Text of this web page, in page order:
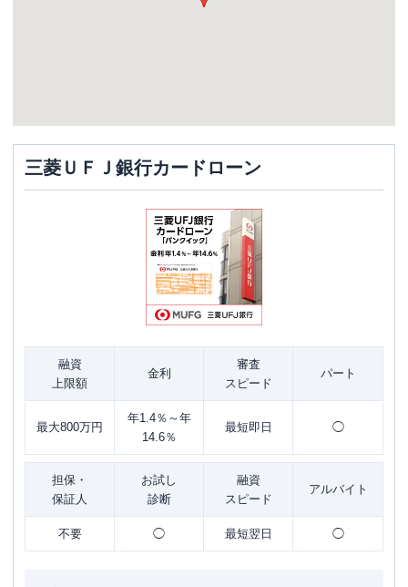
三菱ＵＦＪ銀行カードローン
融資
上限額
金利
審査
スピード
パート
最大800万円
年1.4％～年
14.6％
最短即日 ◯
担保・
保証人
お試し
診断
融資
スピード
アルバイト
不要 ◯ 最短翌日 ◯